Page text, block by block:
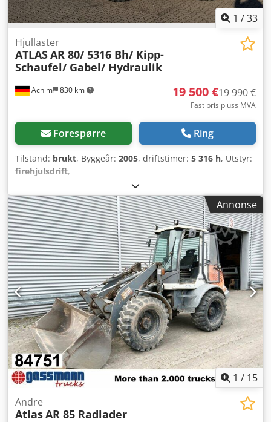
1 /33
Achim 830 km
Hjullaster
ATLASAR 80/ 5316 Bh/ Kipp-
Schaufel/ Gabel/ Hydraulik
19 500 €19 990 €
Fast pris pluss MVA
Forespørre Ring
Tilstand: brukt, Byggeår: 2005, driftstimer: 5 316 h, Utstyr:
firehjulsdrift,
Annonse
1 / 15
Andre
AtlasAR 85 Radlader